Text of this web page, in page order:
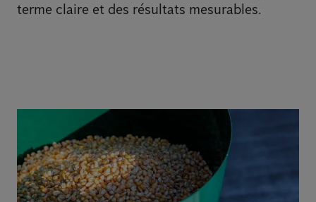
terme claire et des résultats mesurables.